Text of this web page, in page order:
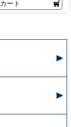
カート